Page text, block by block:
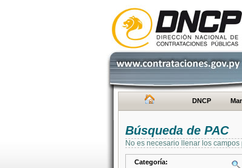
DNCP
Búsqueda de PAC
No es necesario llenar los campos
Categoría: